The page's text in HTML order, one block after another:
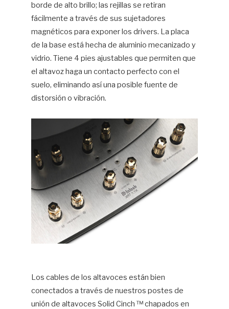
borde de alto brillo; las rejillas se retiran
fácilmente a través de sus sujetadores
magnéticos para exponer los drivers. La placa
de la base está hecha de aluminio mecanizado y
vidrio. Tiene 4 pies ajustables que permiten que
el altavoz haga un contacto perfecto con el
suelo, eliminando así una posible fuente de
distorsión o vibración.
Los cables de los altavoces están bien
conectados a través de nuestros postes de
unión de altavoces Solid Cinch ™ chapados en